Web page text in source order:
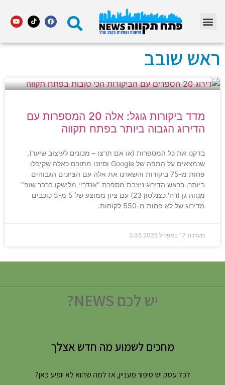
ראש שובב
מדד ביקורות גוגל: אלה 20 המספרות עם
הדירוג הגבוה ביותר בפתח תקווה
בדקנו את כל המספרות (או אם תרצו – מכונים לעיצוב שיער),
שנמצאים על המפה של Google וסיננו מתוכם כאלה שקיבלו
פחות מ-75 ביקורות והשארנו את אלה עם הציונים הגבוהים
ביותר. בראש הדירוג ניצבת מספרת "אנדריי מלישקו ברבר שופ"
מנווה גן (רח' כצנלסון 23) עם ציון ממוצע של 5 מ-5 כוכבים
מדירוג של לא פחות מ-550 לקוחות.
מערכת 17 באפריל 2025 2:35
יש לכם NEWS?
מחכים לשמוע מה חדש אצלך
לכל עסק יש סיפור מעניין, אז למה שהוא לא יופיע כאן?